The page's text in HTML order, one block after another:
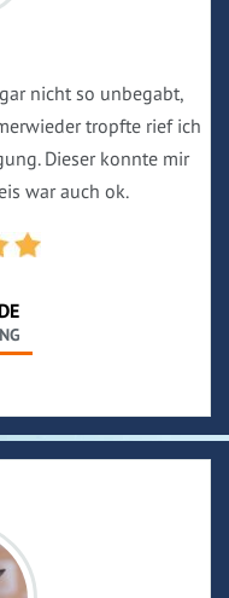
nicht so unbegabt,
tropfte rief ich
Dieser konnte mir
war auch ok.